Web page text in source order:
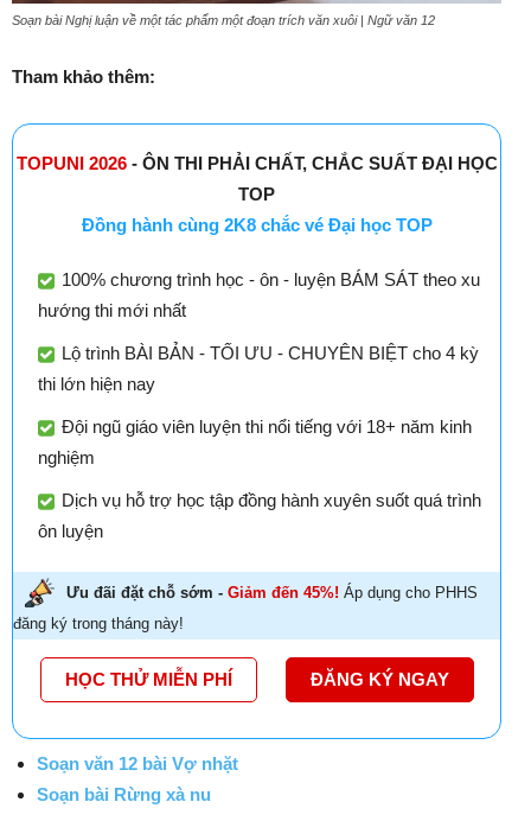
Soạn bài Nghị luận về một tác phẩm một đoạn trích văn xuôi | Ngữ văn 12
Tham khảo thêm:
TOPUNI 2026- ÔN THI PHẢI CHẤT, CHẮC SUẤT ĐẠI HỌC
TOP
Đồng hành cùng 2K8 chắc vé Đại học TOP
100% chương trình học - ôn - luyện BÁM SÁT theo xu
hướng thi mới nhất
Lộ trình BÀI BẢN - TỐI ƯU - CHUYÊN BIỆT cho 4 kỳ
thi lớn hiện nay
Đội ngũ giáo viên luyện thi nổi tiếng với 18+ năm kinh
nghiệm
Dịch vụ hỗ trợ học tập đồng hành xuyên suốt quá trình
ôn luyện
Ưu đãi đặt chỗ sớm - Giảm đến 45%! Áp dụng cho PHHS
đăng ký trong tháng này!
HỌC THỬ MIỄN PHÍ ĐĂNG KÝ NGAY
Soạn văn 12 bài Vợ nhặt
Soạn bài Rừng xà nu